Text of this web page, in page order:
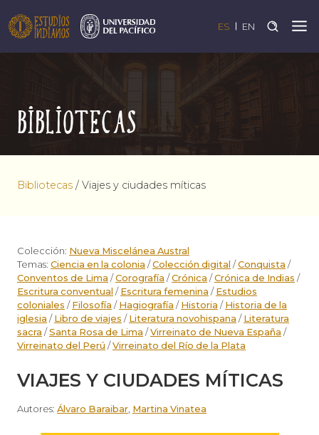
ES EN
Bibliotecas
Bibliotecas / Viajes y ciudades míticas
Colección: Nueva Miscelánea Austral
Temas: Ciencia en la colonia /Colección digital /Conquista /
Conventos de Lima /Corografía /Crónica /Crónica de Indias /
Escritura conventual /Escritura femenina /Estudios
coloniales /Filosofía /Hagiografía /Historia /Historia de la
iglesia /Libro de viajes /Literatura novohispana /Literatura
sacra /Santa Rosa de Lima /Virreinato de Nueva España /
Virreinato del Perú /Virreinato del Río de la Plata
VIAJES Y CIUDADES MÍTICAS
Autores: Álvaro Baraibar Martina Vinatea